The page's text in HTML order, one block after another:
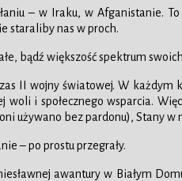
– w Iraku, w Afganistanie.
staraliby nas w proch.
bądź większość spektrum
II wojny światowej. W
woli i społecznego wsparcia.
używano bez pardonu), Stany
– po prostu przegrały.
awantury w Białym